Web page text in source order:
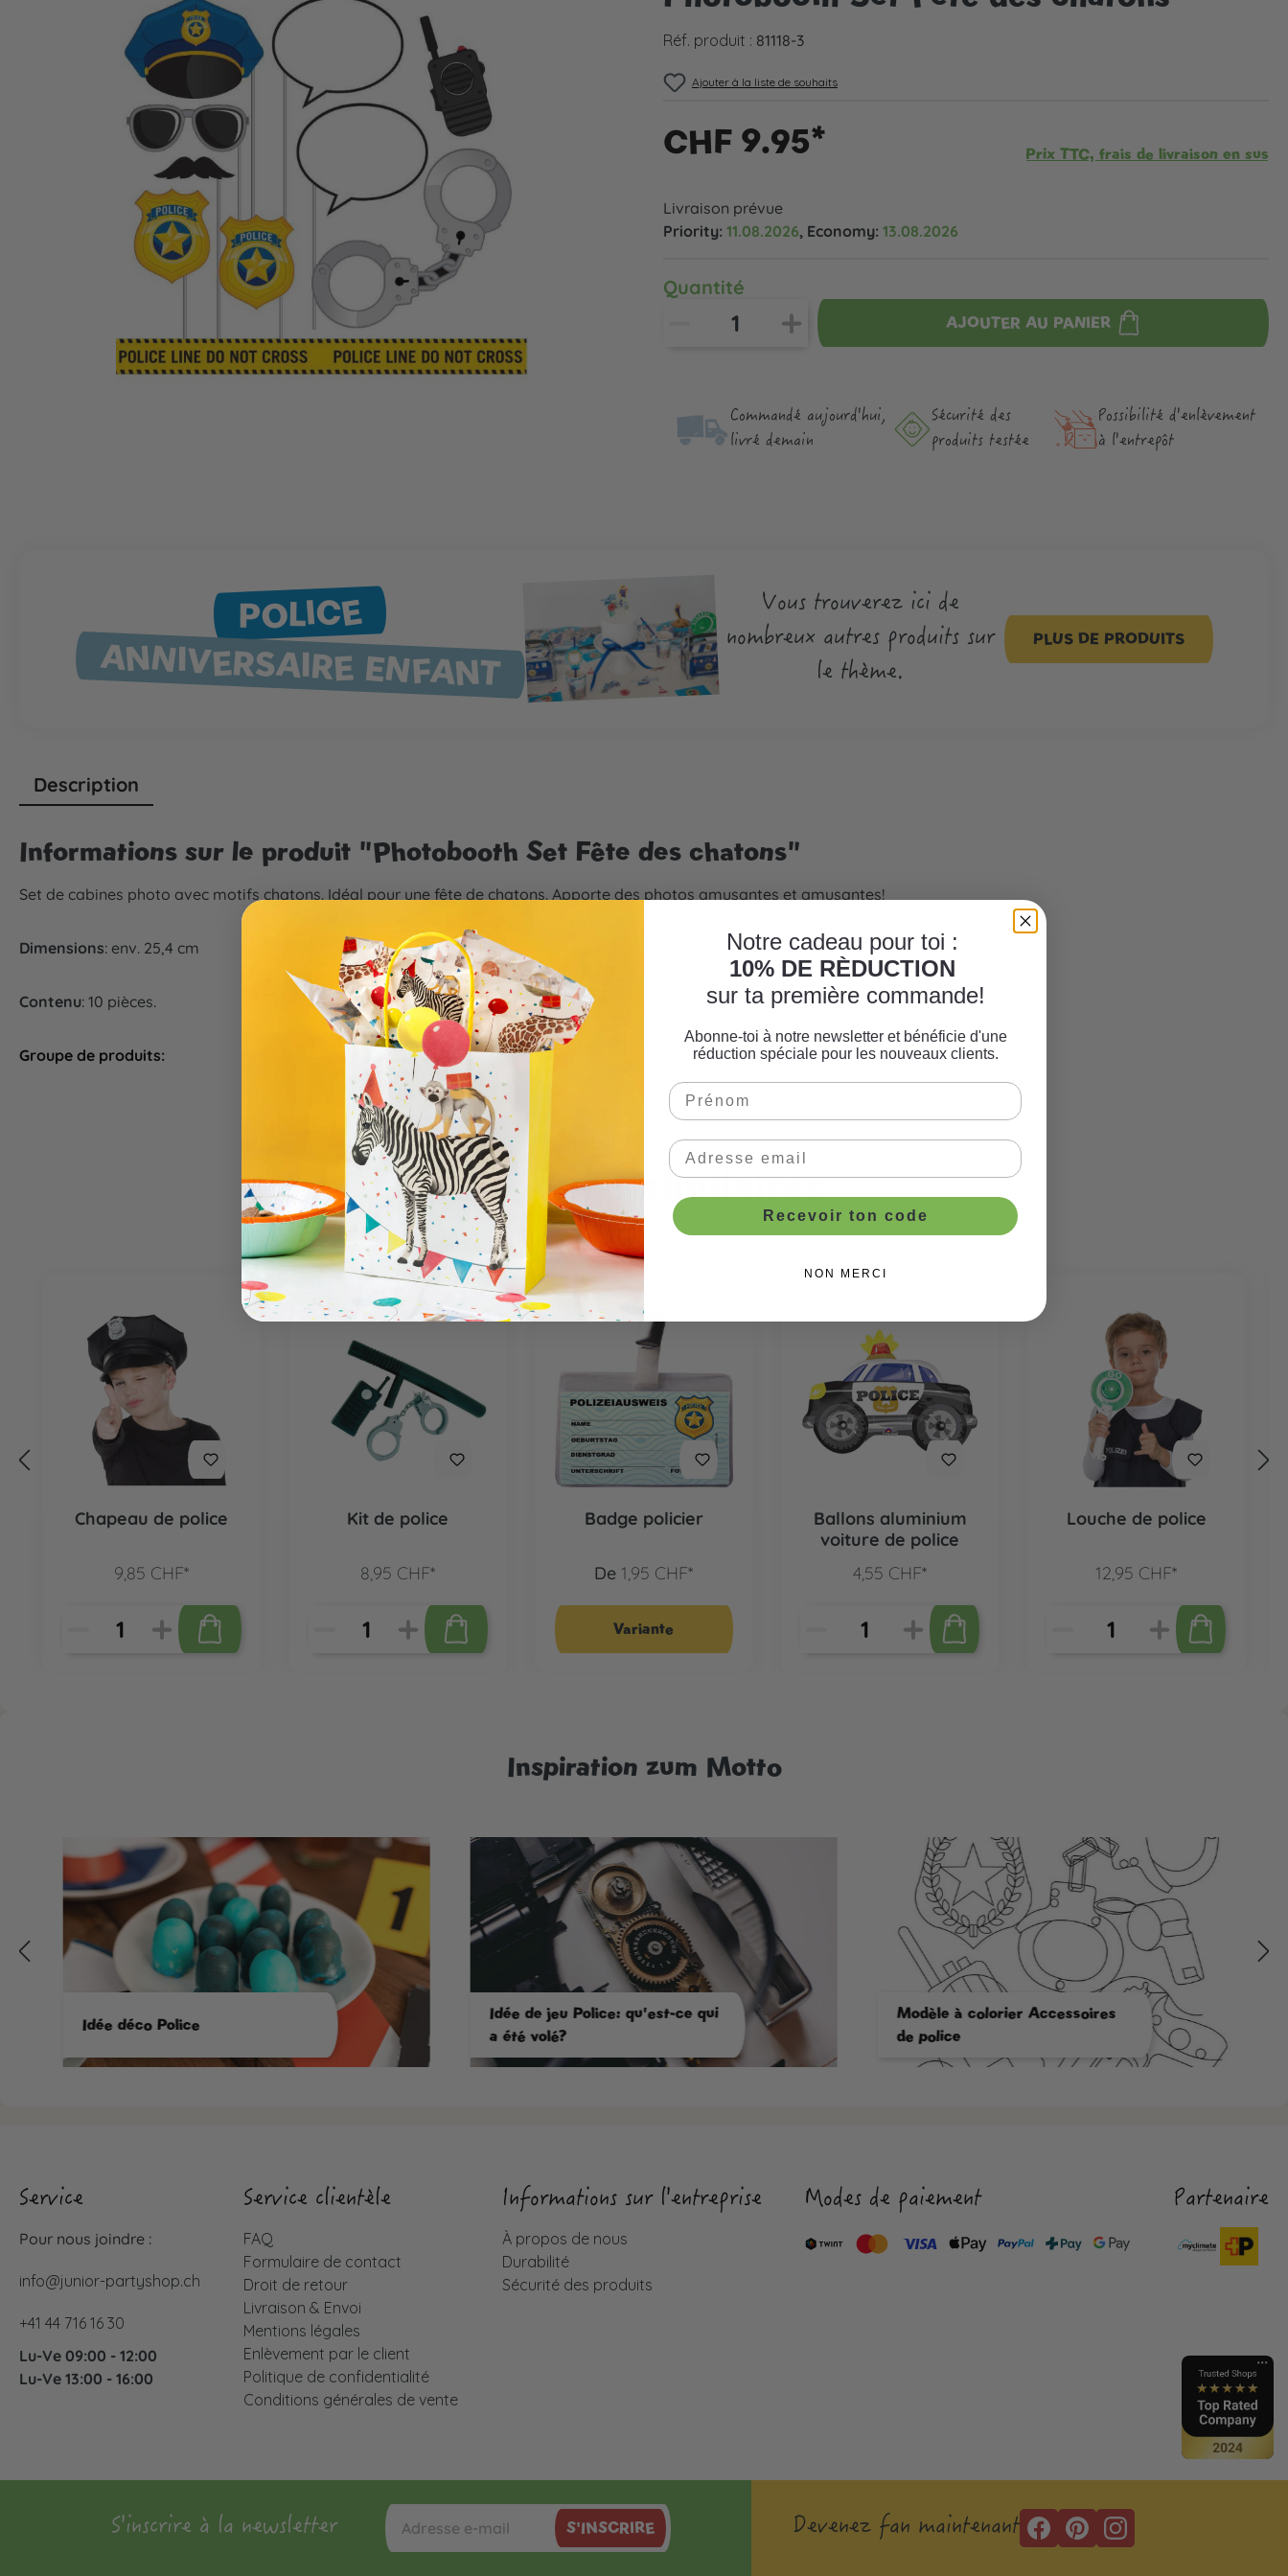
Réf. produit : 81118-3
Ajouter à la liste de souhaits
CHF 9.95* Prix TTC, frais de livraison en sus
Livraison prévue
Priority: 11.08.2026, Economy: 13.08.2026
Quantité
AJOUTER AU PANIER
Commandé aujourd'hui,
livré demain
Sécurité des
produits testée
Possibilité d'enlèvement
à l'entrepôt
POLICE
ANNIVERSAIRE ENFANT
Vous trouverez ici de
nombreux autres produits sur
le thème.
PLUS DE PRODUITS
Description
Informations sur le produit "Photobooth Set Fête des chatons"
Set de cabines photo avec motifs chatons. Idéal pour une fête de chatons. Apporte des photos amusantes et amusantes!
Dimensions: env. 25,4 cm
Contenu: 10 pièces.
Groupe de produits: Animation de fête
Produits similaires
Ignorer la galerie de produits
Chapeau de police
9,85 CHF*
Kit de police
8,95 CHF*
Badge policier
De 1,95 CHF*
Variante
Ballons aluminium
voiture de police
4,55 CHF*
Louche de police
12,95 CHF*
Inspiration zum Motto
Idée déco Police
Idée de jeu Police: qu'est-ce qui
a été volé?
Modèle à colorier Accessoires
de police
Service
Pour nous joindre :
info@junior-partyshop.ch
+41 44 716 16 30
Lu-Ve 09:00 - 12:00
Lu-Ve 13:00 - 16:00
Service clientèle
FAQ
Formulaire de contact
Droit de retour
Livraison & Envoi
Mentions légales
Enlèvement par le client
Politique de confidentialité
Conditions générales de vente
Informations sur l'entreprise
À propos de nous
Durabilité
Sécurité des produits
Modes de paiement Partenaire
S'inscrire à la newsletter S'INSCRIRE Devenez fan maintenant
Notre cadeau pour toi :
10% DE RÈDUCTION
sur ta première commande!
Abonne-toi à notre newsletter et bénéficie d'une
réduction spéciale pour les nouveaux clients.
Recevoir ton code
NON MERCI